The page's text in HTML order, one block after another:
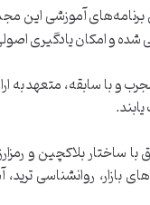
برنامه‌های آموزشی این
شده و امکان یادگیری
و با سابقه، متعهد به
ساختار بلاکچین و